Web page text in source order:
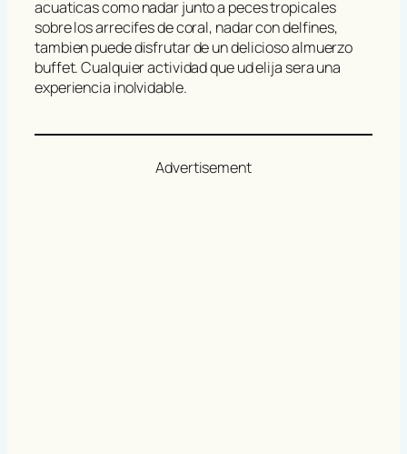
acuaticas como nadar junto a peces tropicales
sobre los arrecifes de coral, nadar con delfines,
tambien puede disfrutar de un delicioso almuerzo
buffet. Cualquier actividad que ud elija sera una
experiencia inolvidable.
Advertisement